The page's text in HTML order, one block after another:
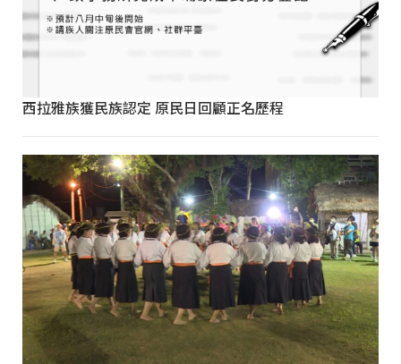
西拉雅族獲民族認定 原民日回顧正名歷程